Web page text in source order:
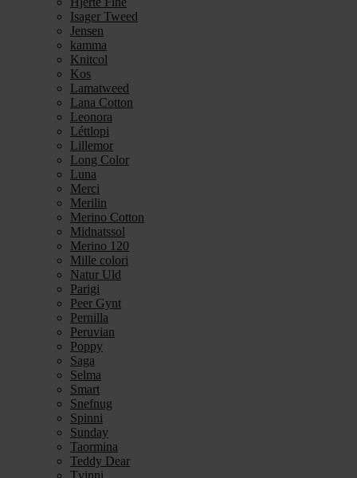
Isager Tweed
Jensen
kamma
Knitcol
Kos
Lamatweed
Lana Cotton
Leonora
Léttlopi
Lillemor
Long Color
Luna
Merci
Merilin
Merino Cotton
Midnatssol
Merino 120
Mille colori
Natur Uld
Parigi
Peer Gynt
Pernilla
Peruvian
Poppy
Saga
Selma
Smart
Snefnug
Spinni
Sunday
Taormina
Teddy Dear
Tvinni